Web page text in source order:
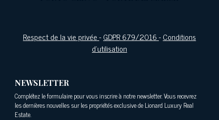
Respect de la vie privée-GDPR 679/2016-Conditions
d'utilisation
NEWSLETTER
Complétez le formulaire pour vous inscrire à notre newsletter. Vous recevrez
les dernières nouvelles sur les propriétés exclusive de Lionard Luxury Real
Estate.